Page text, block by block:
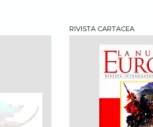
RIVISTA CARTACEA